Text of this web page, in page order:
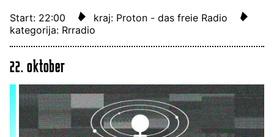
Start: 22:00
kraj: Proton - das freie Radio
kategorija: Rrradio
22. oktober